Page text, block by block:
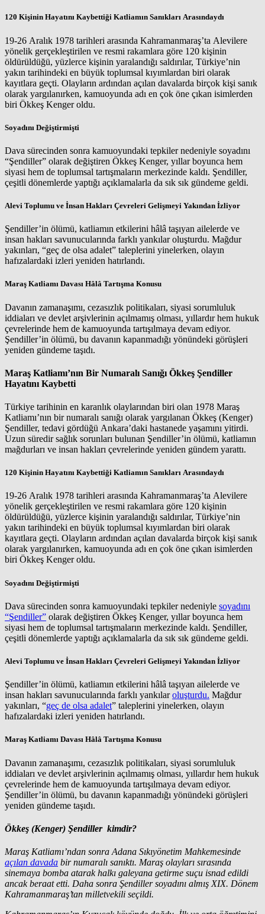
120 Kişinin Hayatını Kaybettiği Katliamın Sanıkları Arasındaydı
19-26 Aralık 1978 tarihleri arasında Kahramanmaraş’ta Alevilere
yönelik gerçekleştirilen ve resmi rakamlara göre 120 kişinin
öldürüldüğü, yüzlerce kişinin yaralandığı saldırılar, Türkiye’nin
yakın tarihindeki en büyük toplumsal kıyımlardan biri olarak
kayıtlara geçti. Olayların ardından açılan davalarda birçok kişi sanık
olarak yargılanırken, kamuoyunda adı en çok öne çıkan isimlerden
biri Ökkeş Kenger oldu.
Soyadını Değiştirmişti
Dava sürecinden sonra kamuoyundaki tepkiler nedeniyle soyadını
“Şendiller” olarak değiştiren Ökkeş Kenger, yıllar boyunca hem
siyasi hem de toplumsal tartışmaların merkezinde kaldı. Şendiller,
çeşitli dönemlerde yaptığı açıklamalarla da sık sık gündeme geldi.
Alevi Toplumu ve İnsan Hakları Çevreleri Gelişmeyi Yakından İzliyor
Şendiller’in ölümü, katliamın etkilerini hâlâ taşıyan ailelerde ve
insan hakları savunucularında farklı yankılar oluşturdu. Mağdur
yakınları, “geç de olsa adalet” taleplerini yinelerken, olayın
hafızalardaki izleri yeniden hatırlandı.
Maraş Katliamı Davası Hâlâ Tartışma Konusu
Davanın zamanaşımı, cezasızlık politikaları, siyasi sorumluluk
iddiaları ve devlet arşivlerinin açılmamış olması, yıllardır hem hukuk
çevrelerinde hem de kamuoyunda tartışılmaya devam ediyor.
Şendiller’in ölümü, bu davanın kapanmadığı yönündeki görüşleri
yeniden gündeme taşıdı.
Maraş Katliamı’nın Bir Numaralı Sanığı Ökkeş Şendiller
Hayatını Kaybetti
Türkiye tarihinin en karanlık olaylarından biri olan 1978 Maraş
Katliamı’nın bir numaralı sanığı olarak yargılanan Ökkeş (Kenger)
Şendiller, tedavi gördüğü Ankara’daki hastanede yaşamını yitirdi.
Uzun süredir sağlık sorunları bulunan Şendiller’in ölümü, katliamın
mağdurları ve insan hakları çevrelerinde yeniden gündem yarattı.
120 Kişinin Hayatını Kaybettiği Katliamın Sanıkları Arasındaydı
19-26 Aralık 1978 tarihleri arasında Kahramanmaraş’ta Alevilere
yönelik gerçekleştirilen ve resmi rakamlara göre 120 kişinin
öldürüldüğü, yüzlerce kişinin yaralandığı saldırılar, Türkiye’nin
yakın tarihindeki en büyük toplumsal kıyımlardan biri olarak
kayıtlara geçti. Olayların ardından açılan davalarda birçok kişi sanık
olarak yargılanırken, kamuoyunda adı en çok öne çıkan isimlerden
biri Ökkeş Kenger oldu.
Soyadını Değiştirmişti
Dava sürecinden sonra kamuoyundaki tepkiler nedeniyle soyadını
“Şendiller” olarak değiştiren Ökkeş Kenger, yıllar boyunca hem
siyasi hem de toplumsal tartışmaların merkezinde kaldı. Şendiller,
çeşitli dönemlerde yaptığı açıklamalarla da sık sık gündeme geldi.
Alevi Toplumu ve İnsan Hakları Çevreleri Gelişmeyi Yakından İzliyor
Şendiller’in ölümü, katliamın etkilerini hâlâ taşıyan ailelerde ve
insan hakları savunucularında farklı yankılaroluşturdu. Mağdur
yakınları, “geç de olsa adalet” taleplerini yinelerken, olayın
hafızalardaki izleri yeniden hatırlandı.
Maraş Katliamı Davası Hâlâ Tartışma Konusu
Davanın zamanaşımı, cezasızlık politikaları, siyasi sorumluluk
iddiaları ve devlet arşivlerinin açılmamış olması, yıllardır hem hukuk
çevrelerinde hem de kamuoyunda tartışılmaya devam ediyor.
Şendiller’in ölümü, bu davanın kapanmadığı yönündeki görüşleri
yeniden gündeme taşıdı.
Ökkeş (Kenger) Şendiller kimdir?
Maraş Katliamı’ndan sonra Adana Sıkıyönetim Mahkemesinde
açılan davada bir numaralı sanıktı. Maraş olayları sırasında
sinemaya bomba atarak halkı galeyana getirme suçu isnad edildi
ancak beraat etti. Daha sonra Şendiller soyadını almış XIX. Dönem
Kahramanmaraş’tan milletvekili seçildi.